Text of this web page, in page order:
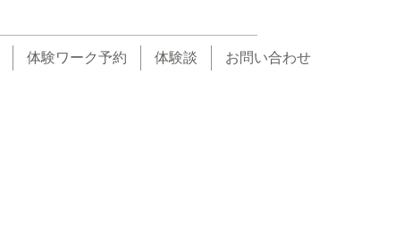
体験ワーク予約 体験談 お問い合わせ